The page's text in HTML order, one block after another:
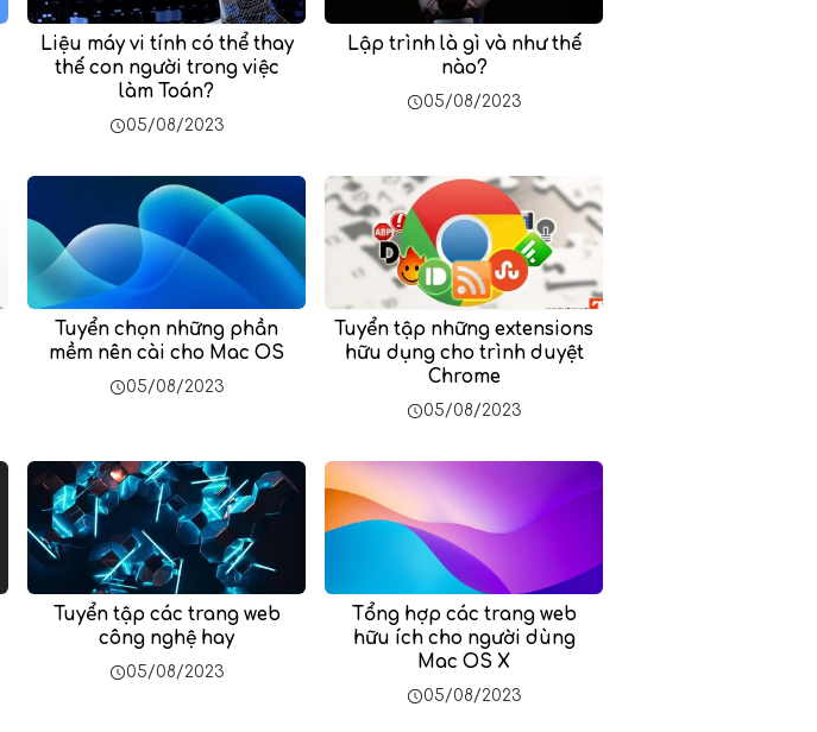
Liệu máy vi tính có thể thay
thế con người trong việc
làm Toán?
05/08/2023
Lập trình là gì và như thế
nào?
05/08/2023
Tuyển chọn những phần
mềm nên cài cho Mac OS
05/08/2023
Tuyển tập những extensions
hữu dụng cho trình duyệt
Chrome
05/08/2023
Tuyển tập các trang web
công nghệ hay
05/08/2023
Tổng hợp các trang web
hữu ích cho người dùng
Mac OS X
05/08/2023